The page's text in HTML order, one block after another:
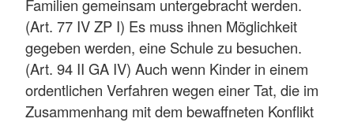
Familien gemeinsam untergebracht werden.
(Art. 77 IV ZP I) Es muss ihnen Möglichkeit
gegeben werden, eine Schule zu besuchen.
(Art. 94 II GA IV) Auch wenn Kinder in einem
ordentlichen Verfahren wegen einer Tat, die im
Zusammenhang mit dem bewaffneten Konflikt